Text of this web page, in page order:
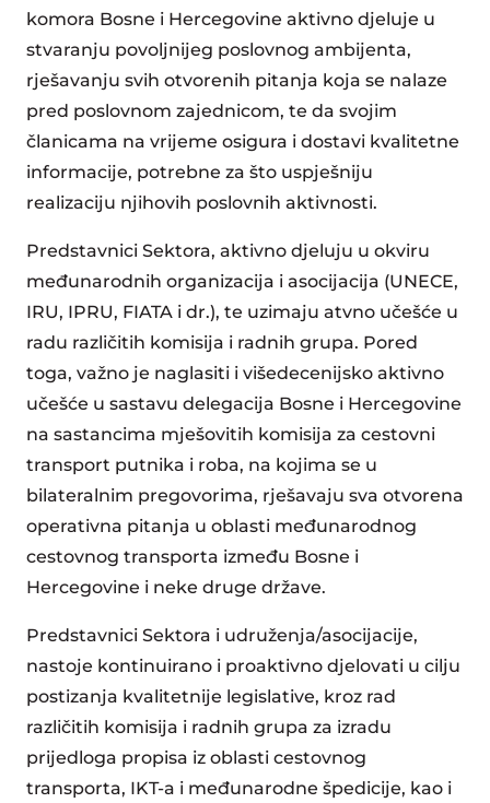
komora Bosne i Hercegovine aktivno djeluje u
stvaranju povoljnijeg poslovnog ambijenta,
rješavanju svih otvorenih pitanja koja se nalaze
pred poslovnom zajednicom, te da svojim
članicama na vrijeme osigura i dostavi kvalitetne
informacije, potrebne za što uspješniju
realizaciju njihovih poslovnih aktivnosti.
Predstavnici Sektora, aktivno djeluju u okviru
međunarodnih organizacija i asocijacija (UNECE,
IRU, IPRU, FIATA i dr.), te uzimaju atvno učešće u
radu različitih komisija i radnih grupa. Pored
toga, važno je naglasiti i višedecenijsko aktivno
učešće u sastavu delegacija Bosne i Hercegovine
na sastancima mješovitih komisija za cestovni
transport putnika i roba, na kojima se u
bilateralnim pregovorima, rješavaju sva otvorena
operativna pitanja u oblasti međunarodnog
cestovnog transporta između Bosne i
Hercegovine i neke druge države.
Predstavnici Sektora i udruženja/asocijacije,
nastoje kontinuirano i proaktivno djelovati u cilju
postizanja kvalitetnije legislative, kroz rad
različitih komisija i radnih grupa za izradu
prijedloga propisa iz oblasti cestovnog
transporta, IKT-a i međunarodne špedicije, kao i